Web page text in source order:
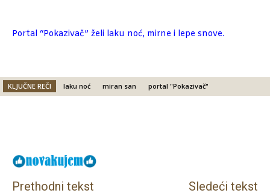
Portal “Pokazivač” želi laku noć, mirne i lepe snove.
KLJUČNE REČI laku noć miran san portal "Pokazivač"
Prethodni tekst Sledeći tekst